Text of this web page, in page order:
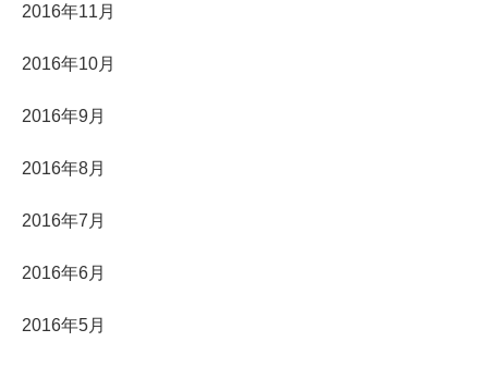
2016年11月
2016年10月
2016年9月
2016年8月
2016年7月
2016年6月
2016年5月